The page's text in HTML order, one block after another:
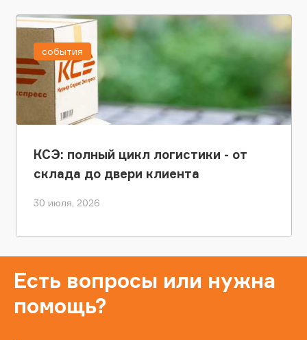
КСЭ: полный цикл логистики - от
склада до двери клиента
30 июля, 2026
события
Есть вопросы или нужна
помощь?